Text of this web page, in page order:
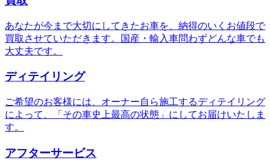
あなたが今まで大切にしてきたお車を、納得のいくお値段で
買取させていただきます。国産・輸入車問わずどんな車でも
大丈夫です。
ディテイリング
ご希望のお客様には、オーナー自ら施工するディテイリング
によって、「その車史上最高の状態」にしてお届けいたしま
す。
アフターサービス